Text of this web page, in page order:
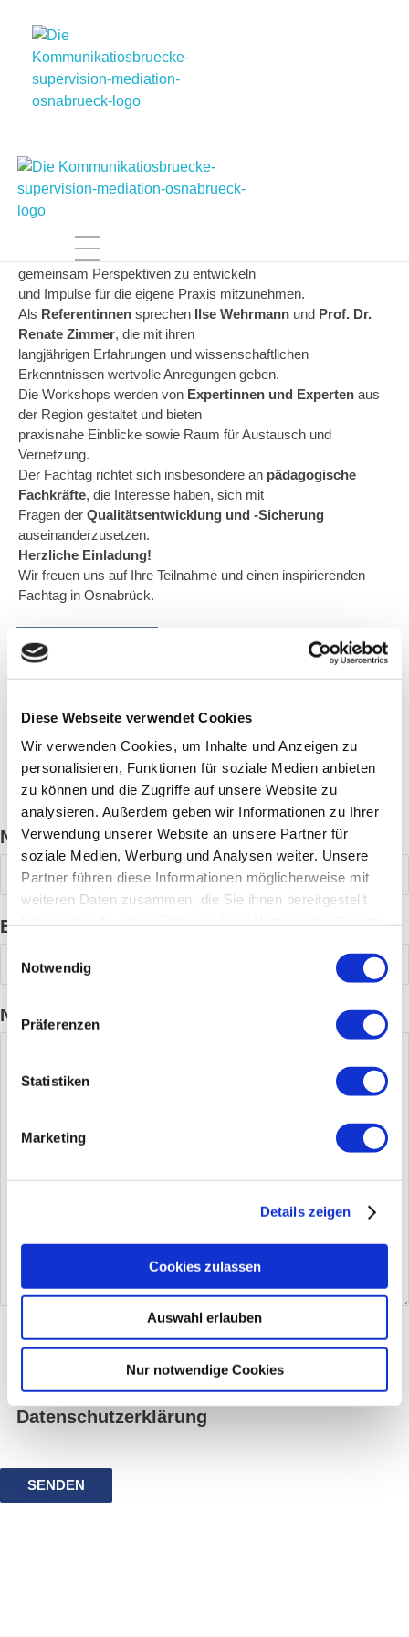
Diese Webseite verwendet Cookies
Wir verwenden Cookies, um Inhalte und Anzeigen zu
personalisieren, Funktionen für soziale Medien anbieten
zu können und die Zugriffe auf unsere Website zu
analysieren. Außerdem geben wir Informationen zu Ihrer
Verwendung unserer Website an unsere Partner für
soziale Medien, Werbung und Analysen weiter. Unsere
Partner führen diese Informationen möglicherweise mit
weiteren Daten zusammen, die Sie ihnen bereitgestellt
Notwendig
Präferenzen
Statistiken
Marketing
Details zeigen
Cookies zulassen
Auswahl erlauben
Nur notwendige Cookies
DRK Fachtag
Erstmals richtet derDRK-Kreisverband Osnabrück
Fachtag zum Thema „Qualität?–
Jetzt!“ aus. Im Mittelpunkt stehen aktuelle Fragen und
Herausforderungen rund um Qualität in
der pädagogischen Arbeit. Der Fachtag lädt dazu ein,
gemeinsam Perspektiven zu entwickeln
und Impulse für die eigene Praxis mitzunehmen.
Als Referentinnen sprechen Ilse Wehrmann und Prof. Dr.
Renate Zimmer, die mit ihren
langjährigen Erfahrungen und wissenschaftlichen
Erkenntnissen wertvolle Anregungen geben.
Die Workshops werden von Expertinnen und Experten aus
der Region gestaltet und bieten
praxisnahe Einblicke sowie Raum für Austausch und
Vernetzung.
Der Fachtag richtet sich insbesondere an pädagogische
Fachkräfte, die Interesse haben, sich mit
Fragen der Qualitätsentwicklung und -Sicherung
auseinanderzusetzen.
Herzliche Einladung!
Wir freuen uns auf Ihre Teilnahme und einen inspirierenden
Fachtag in Osnabrück.
Für weitere Fragen:
Name
E-Mail-Adresse
Nachricht (optional)
Ich möchte den Newsletter erhalten und
stimme der Speicherung meiner E-Mail-
Adresse zu. Weitere Infos in der
Datenschutzerklärung